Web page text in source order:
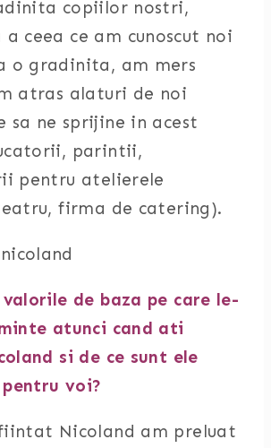
copiilor nostri,
ceea ce am cunoscut noi
o gradinita, am mers
atras alaturi de noi
sa ne sprijine in acest
parintii,
pentru atelierele
firma de catering).
de baza pe care le-
atunci cand ati
si de ce sunt ele
voi?
Nicoland am preluat